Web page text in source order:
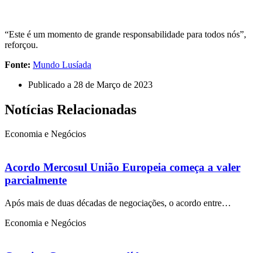
“Este é um momento de grande responsabilidade para todos nós”,
reforçou.
Fonte: Mundo Lusíada
Publicado a 28 de Março de 2023
Notícias Relacionadas
Economia e Negócios
Acordo Mercosul União Europeia começa a valer
parcialmente
Após mais de duas décadas de negociações, o acordo entre…
Economia e Negócios